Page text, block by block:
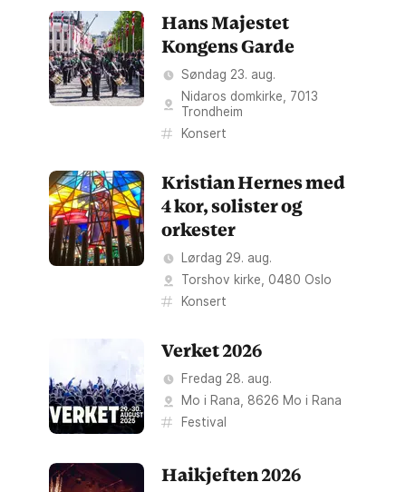
Hans Majestet
Kongens Garde
Søndag 23. aug.
Nidaros domkirke
7013
Trondheim
Konsert
Kristian Hernes med
4 kor, solister og
orkester
Lørdag 29. aug.
Torshov kirke
0480 Oslo
Konsert
Verket 2026
Fredag 28. aug.
Mo i Rana
8626 Mo i Rana
Festival
Haikjeften 2026